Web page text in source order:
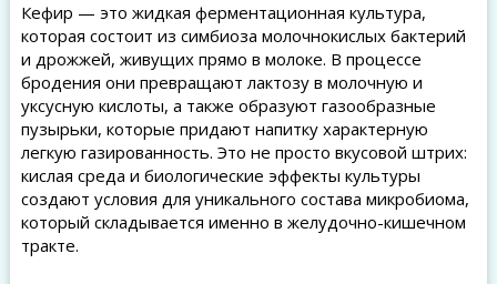
Кефир — это жидкая ферментационная культура,
которая состоит из симбиоза молочнокислых бактерий
и дрожжей, живущих прямо в молоке. В процессе
бродения они превращают лактозу в молочную и
уксусную кислоты, а также образуют газообразные
пузырьки, которые придают напитку характерную
легкую газированность. Это не просто вкусовой штрих:
кислая среда и биологические эффекты культуры
создают условия для уникального состава микробиома,
который складывается именно в желудочно-кишечном
тракте.